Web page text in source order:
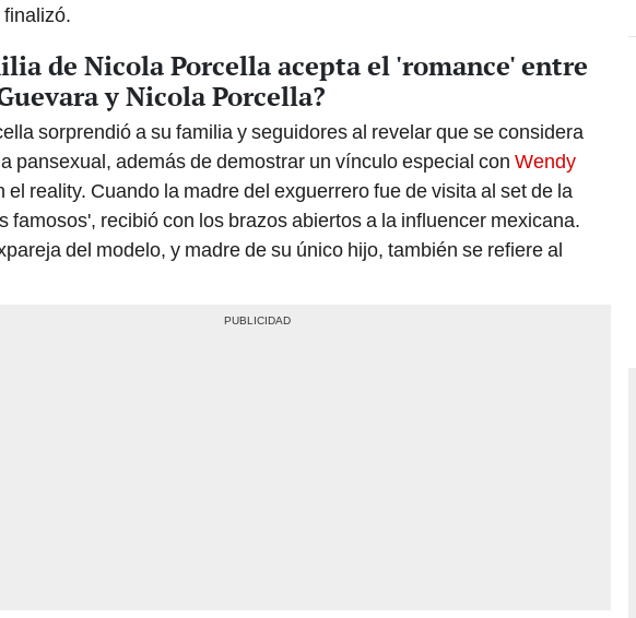
finalizó.
de Nicola Porcella acepta el 'romance' entre
y Nicola Porcella?
sorprendió a su familia y seguidores al revelar que se considera
pansexual, además de demostrar un vínculo especial con Wendy
el reality. Cuando la madre del exguerrero fue de visita al set de la
famosos', recibió con los brazos abiertos a la influencer mexicana.
del modelo, y madre de su único hijo, también se refiere al